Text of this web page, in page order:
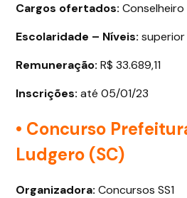
Cargos ofertados:
Escolaridade – Níveis: superior
Remuneração: R$ 33.689,11
Inscrições: até 05/01/23
• Concurso
Ludgero (SC)
Organizadora: Concursos SS1